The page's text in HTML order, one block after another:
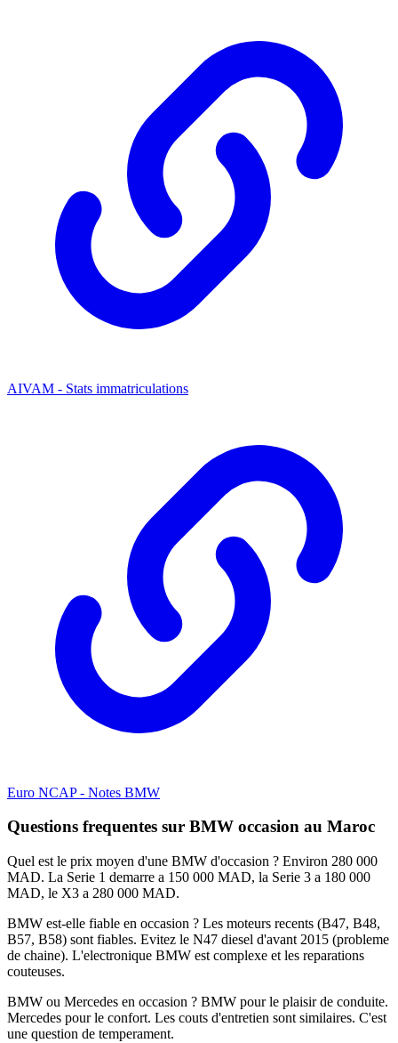
AIVAM - Stats immatriculations
Euro NCAP - Notes BMW
Questions frequentes sur BMW occasion au Maroc
Quel est le prix moyen d'une BMW d'occasion ? Environ 280 000
MAD. La Serie 1 demarre a 150 000 MAD, la Serie 3 a 180 000
MAD, le X3 a 280 000 MAD.
BMW est-elle fiable en occasion ? Les moteurs recents (B47, B48,
B57, B58) sont fiables. Evitez le N47 diesel d'avant 2015 (probleme
de chaine). L'electronique BMW est complexe et les reparations
couteuses.
BMW ou Mercedes en occasion ? BMW pour le plaisir de conduite.
Mercedes pour le confort. Les couts d'entretien sont similaires. C'est
une question de temperament.